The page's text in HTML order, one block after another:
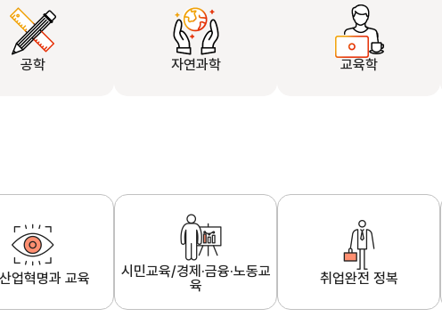
공학 자연과학 교육학
업혁명과 교육
시민교육/경제·금융·노동교
육
취업완전 정복